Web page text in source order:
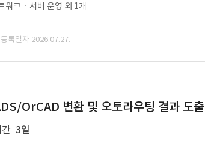
워크ㆍ서버 운영 외 1개
록일자 2026.07.27.
OrCAD 변환 및 오토라우팅 결과 도출
3일